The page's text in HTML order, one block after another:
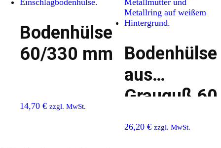
Bodenhülse
60/330 mm
14,70 € zzgl. MwSt.
Bodenhülse
aus
Grauguß 60
26,20€ zzgl. MwSt.